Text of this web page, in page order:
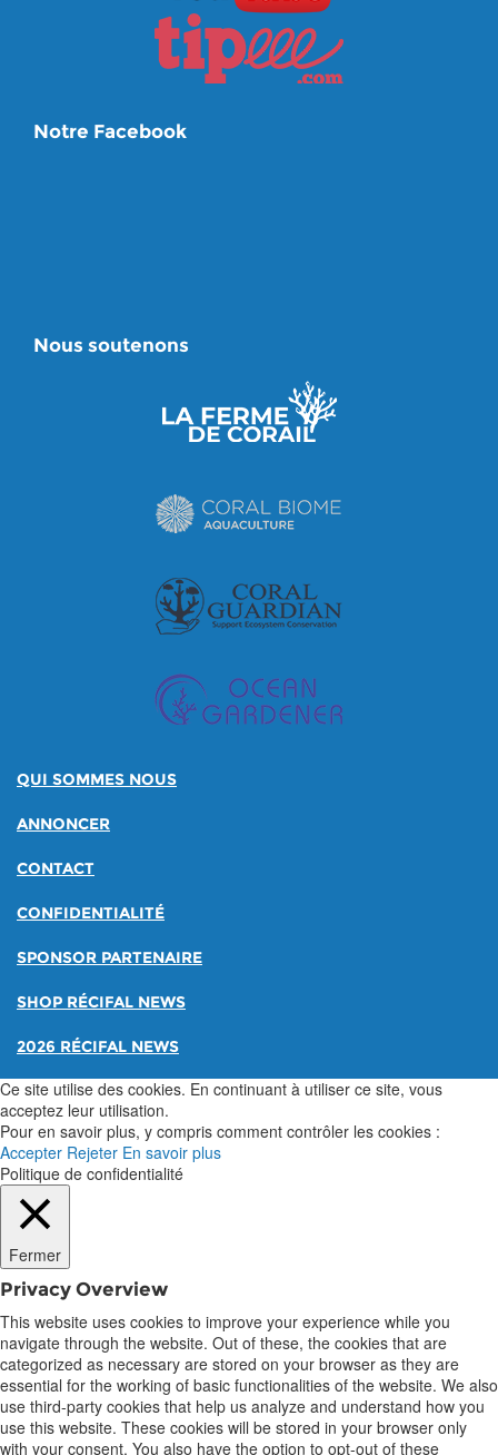
Notre Facebook
Nous soutenons
QUI SOMMES NOUS
ANNONCER
CONTACT
CONFIDENTIALITÉ
SPONSOR PARTENAIRE
SHOP RÉCIFAL NEWS
2026 RÉCIFAL NEWS
Ce site utilise des cookies. En continuant à utiliser ce site, vous
acceptez leur utilisation.
Pour en savoir plus, y compris comment contrôler les cookies :
Accepter Rejeter En savoir plus
Politique de confidentialité
Fermer
Privacy Overview
This website uses cookies to improve your experience while you
navigate through the website. Out of these, the cookies that are
categorized as necessary are stored on your browser as they are
essential for the working of basic functionalities of the website. We also
use third-party cookies that help us analyze and understand how you
use this website. These cookies will be stored in your browser only
with your consent. You also have the option to opt-out of these